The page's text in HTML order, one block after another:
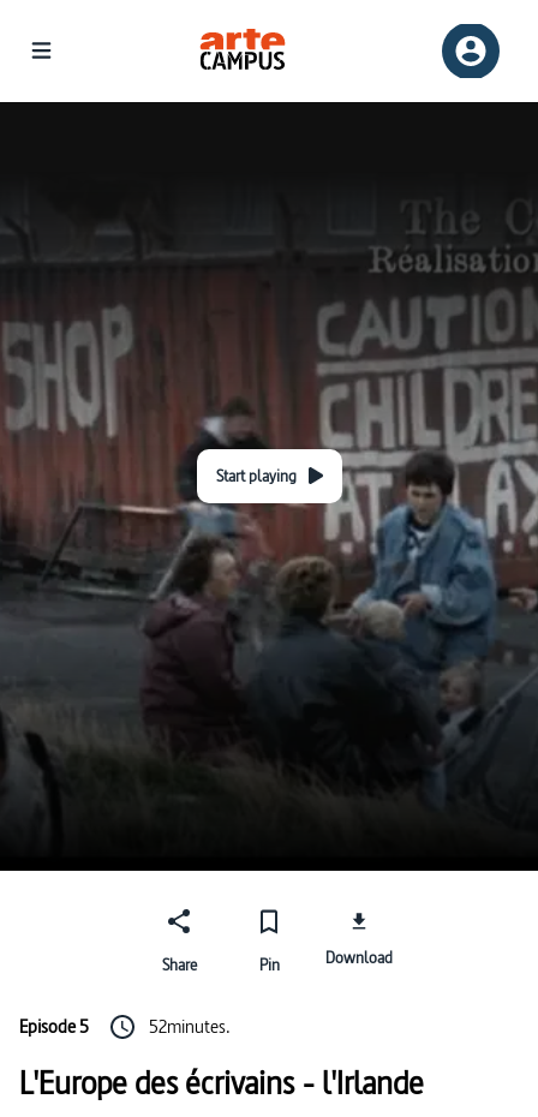
Start playing
Share Pin Download
Episode 5 52minutes.
L'Europe des écrivains - l'Irlande